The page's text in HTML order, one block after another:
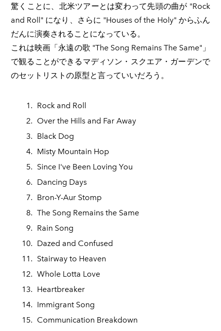
驚くことに、北米ツアーとは変わって先頭の曲が "Rock
and Roll" になり、さらに "Houses of the Holy" からふん
だんに演奏されることになっている。
これは映画「永遠の歌 "The Song Remains The Same"」
で観ることができるマディソン・スクエア・ガーデンで
のセットリストの原型と言っていいだろう。
Rock and Roll
Over the Hills and Far Away
Black Dog
Misty Mountain Hop
Since I've Been Loving You
Dancing Days
Bron-Y-Aur Stomp
The Song Remains the Same
Rain Song
Dazed and Confused
Stairway to Heaven
Whole Lotta Love
Heartbreaker
Immigrant Song
Communication Breakdown